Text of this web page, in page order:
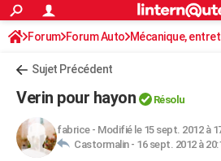
ACTUALITÉS
Politique
Société
Faits Divers
Education
Monde
Villes
+
FINANCE
Retraite
Impôts
Epargne
Immobilier
Risques naturels par ville
Banque
Assurance
Crédit
AUTO
S'inscrire
Connexion
Forum Forum Auto Mécanique,
Sujet Précédent
Verin pour hayon Résolu
fabrice- Modifié le 15 sept. 2012 à
Castormalin - 16 sept. 2012 à